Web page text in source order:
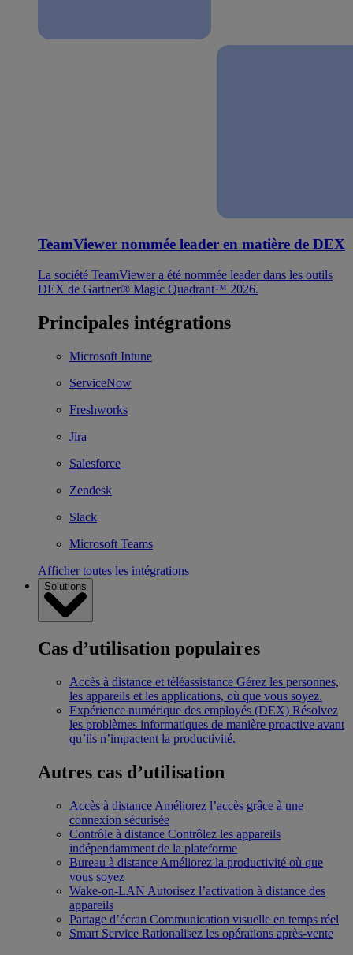
TeamViewer nommée leader en matière de DEX
La société TeamViewer a été nommée leader dans les outils
DEX de Gartner® Magic Quadrant™ 2026.
Principales intégrations
Microsoft Intune
ServiceNow
Freshworks
Jira
Salesforce
Zendesk
Slack
Microsoft Teams
Afficher toutes les intégrations
Solutions
Cas d’utilisation populaires
Accès à distance et téléassistance Gérez les personnes,
les appareils et les applications, où que vous soyez.
Expérience numérique des employés (DEX) Résolvez
les problèmes informatiques de manière proactive avant
qu’ils n’impactent la productivité.
Autres cas d’utilisation
Accès à distance Améliorez l’accès grâce à une
connexion sécurisée
Contrôle à distance Contrôlez les appareils
indépendamment de la plateforme
Bureau à distance Améliorez la productivité où que
vous soyez
Wake-on-LAN Autorisez l’activation à distance des
appareils
Partage d’écran Communication visuelle en temps réel
Smart Service Rationalisez les opérations après-vente